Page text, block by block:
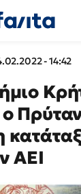
- 14:42
ΑΕΙ